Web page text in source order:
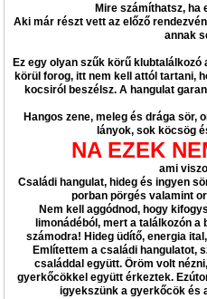
Mire számíthatsz, ha
Aki már részt vett az előző
annak
Ez egy olyan szűk körű klubtalálkozó
körül forog, itt nem kell attól tartani,
kocsiról beszélsz. A hangulat
Hangos zene, meleg és drága
lányok, sok köcsög
NA EZEK
ami
Családi hangulat, hideg és ingyen
porban pörgés valamint
Nem kell aggódnod, hogy
limonádéból, mert a találkozón
számodra! Hideg üdítő, energia
Említettem a családi hangulatot,
családdal együtt. Öröm volt
gyerkőcökkel együtt érkeztek.
igyekszünk a gyerkőcök és